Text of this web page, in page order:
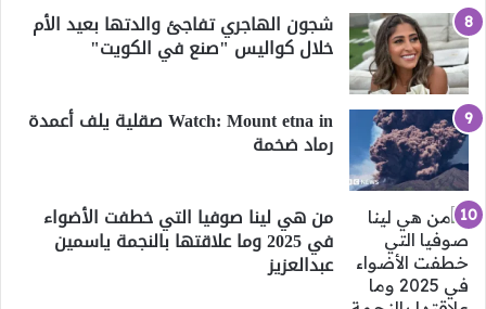
شجون الهاجري تفاجئ والدتها بعيد الأم
خلال كواليس "صنع في الكويت"
Watch: Mount etna in صقلية يلف أعمدة
رماد ضخمة
من هي لينا صوفيا التي خطفت الأضواء
في 2025 وما علاقتها بالنجمة ياسمين
عبدالعزيز